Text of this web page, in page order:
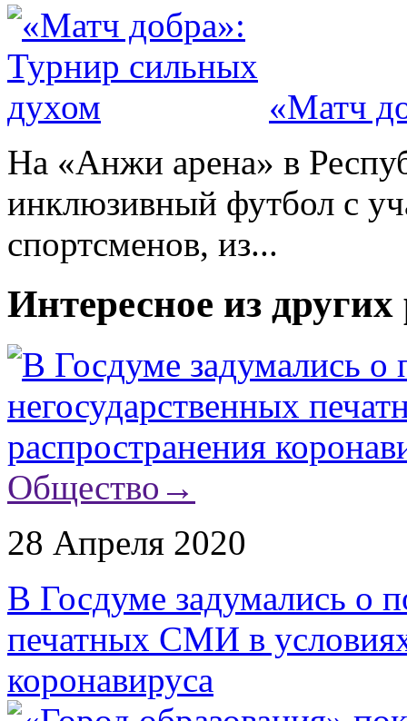
«Матч
На «Анжи арена» в
инклюзивный футбол с
спортсменов, из...
Интересное из
Общество →
28 Апреля 2020
В Госдуме задумались о
печатных СМИ в
коронавируса